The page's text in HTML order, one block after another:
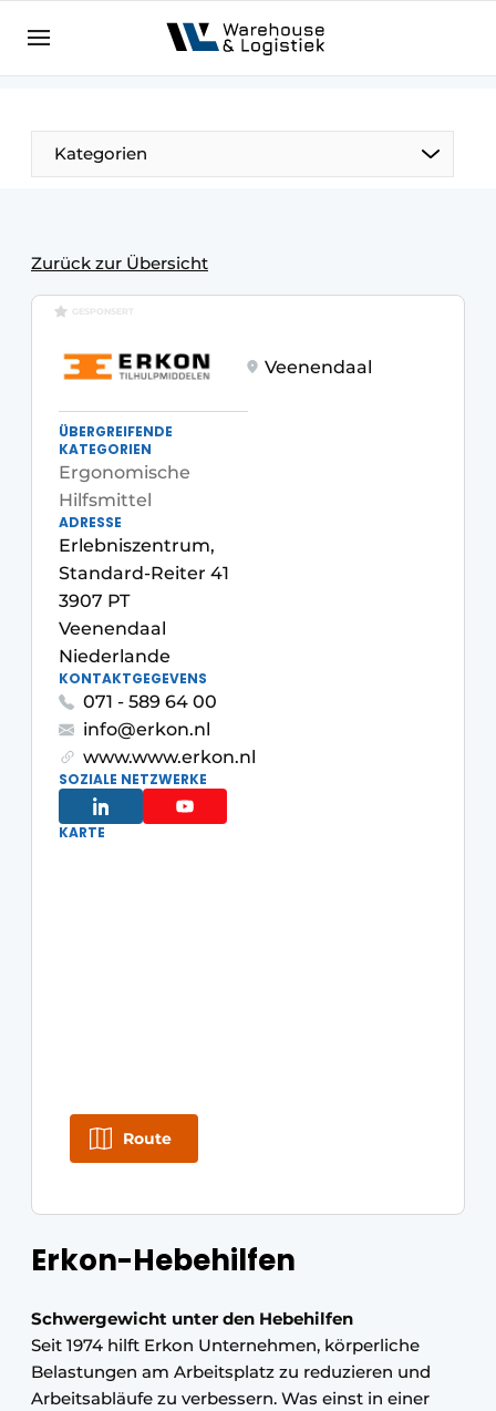
NL EN
Kategorien
Zurück zur Übersicht
Erkon-Hebehilfen
Schwergewicht unter den Hebehilfen
Seit 1974 hilft Erkon Unternehmen, körperliche
Belastungen am Arbeitsplatz zu reduzieren und
Arbeitsabläufe zu verbessern. Was einst in einer
GESPONSERT
Veenendaal
ÜBERGREIFENDE
KATEGORIEN
Ergonomische
Hilfsmittel
ADRESSE
Erlebniszentrum,
Standard-Reiter 41
3907 PT
Veenendaal
Niederlande
KONTAKTGEGEVENS
071 - 589 64 00
info@erkon.nl
www.www.erkon.nl
SOZIALE NETZWERKE
KARTE
Route